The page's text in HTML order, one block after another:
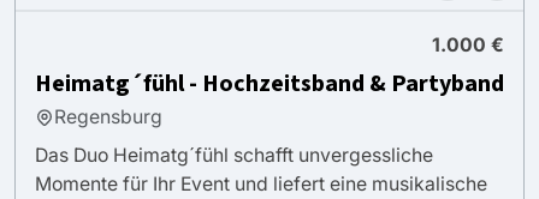
1.000 €
Heimatg´fühl - Hochzeitsband & Partyband
Regensburg
Das Duo Heimatg´fühl schafft unvergessliche
Momente für Ihr Event und liefert eine musikalische